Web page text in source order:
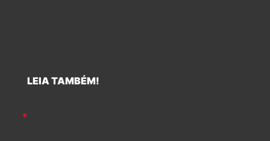
LEIA TAMBÉM!